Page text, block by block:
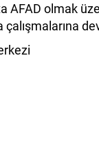
AFAD olmak
çalışmalarına